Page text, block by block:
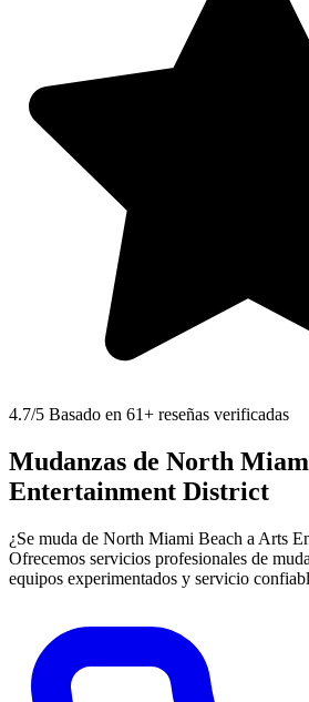
4.7/5 Basado en 61+ reseñas verificadas
Mudanzas de North
Entertainment District
¿Se muda de North Miami Beach a Arts
Ofrecemos servicios profesionales de
equipos experimentados y servicio